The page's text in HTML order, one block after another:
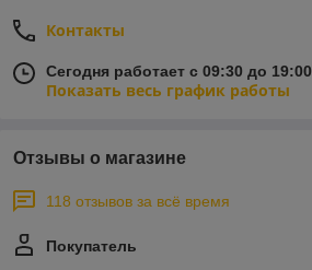
Контакты
Сегодня работает с 09:30 до 19:00
Показать весь график работы
Отзывы о магазине
118 отзывов за всё время
Покупатель